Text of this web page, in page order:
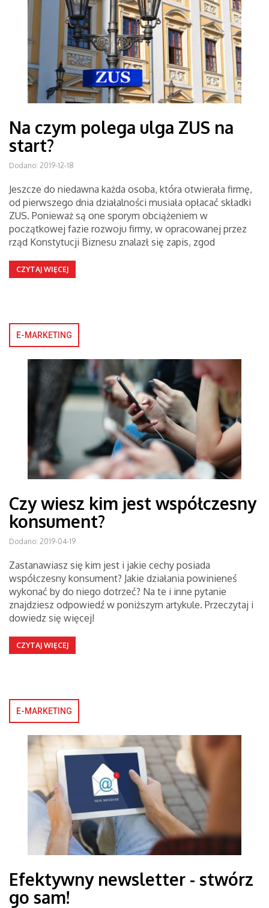
Na czym polega ulga ZUS na
start?
Dodano: 2019-12-18
Jeszcze do niedawna każda osoba, która otwierała firmę,
od pierwszego dnia działalności musiała opłacać składki
ZUS. Ponieważ są one sporym obciążeniem w
początkowej fazie rozwoju firmy, w opracowanej przez
rząd Konstytucji Biznesu znalazł się zapis, zgod
CZYTAJ WIĘCEJ
E-MARKETING
Czy wiesz kim jest współczesny
konsument?
Dodano: 2019-04-19
Zastanawiasz się kim jest i jakie cechy posiada
współczesny konsument? Jakie działania powinieneś
wykonać by do niego dotrzeć? Na te i inne pytanie
znajdziesz odpowiedź w poniższym artykule. Przeczytaj i
dowiedz się więcej!
CZYTAJ WIĘCEJ
E-MARKETING
Efektywny newsletter - stwórz
go sam!